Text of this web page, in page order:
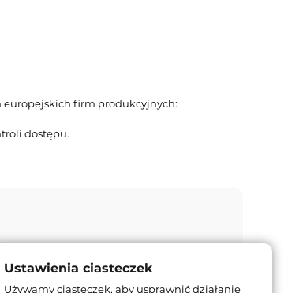
europejskich firm produkcyjnych:
dostępu.
Ustawienia ciasteczek
Używamy ciasteczek, aby usprawnić działanie